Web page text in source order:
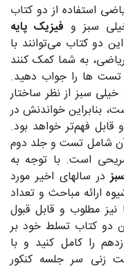
استفاده از دو کتاب
سبز و فیزیک پایه
دو کتاب می‌توانند با
به شما کمک کنند
ها را جواب دهید.
سبز از نظر ساختار
بنابراین خواندنش در
قابل فهم‌تر خواهد بود.
آن شامل تست و جلد دوم
است. با توجه به
در سالهای اخیر مورد
ارائه مباحث و تعداد
مطلوب و قابل قبول
دو کتاب تسلط خود بر
را کامل کنید و با
زنی سر جلسه کنکور